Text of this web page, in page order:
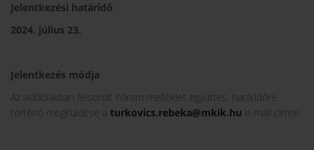
Jelentkezési határidő
2024. július 23.
Jelentkezés módja
Az alábbiakban felsorolt három melléklet együttes, határidőre
történő megküldése a turkovics.rebeka@mkik.hu e-mail címre: